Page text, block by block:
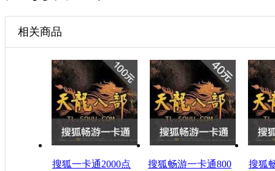
相关商品
搜狐一卡通2000点
搜狐畅游一卡通800
搜狐